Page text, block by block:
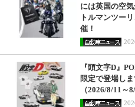
には英国の空
トルマンツー
催！
『頭文字D』
限定で登場しま
（2026/8/11～8/